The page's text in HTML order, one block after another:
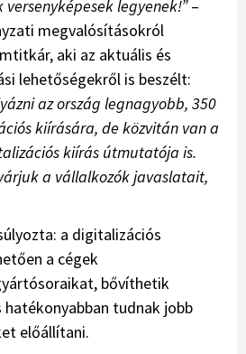
legyenek!”–
megvalósításokról
aki az aktuális és
lehetőségekről is beszélt:
az ország legnagyobb, 350
kiírására, de közvitán van a
kiírás útmutatója is.
a vállalkozók javaslatait,
a digitalizációs
a cégek
bővíthetik
tudnak jobb
előállítani.